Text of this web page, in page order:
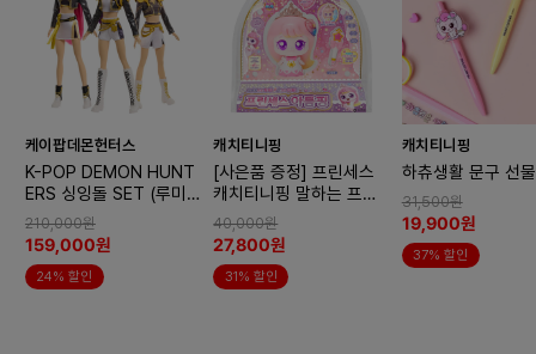
케이팝데몬헌터스
K-POP DEMON HUNT
ERS 싱잉돌 SET (루미/
미라/조이)
210,000원
159,000원
24% 할인
캐치티니핑
[사은품 증정] 프린세스
캐치티니핑 말하는 프린
세스 아름핑
40,000원
27,800원
31% 할인
캐치티니핑
하츄생활 문구 선
31,500원
19,900원
37% 할인